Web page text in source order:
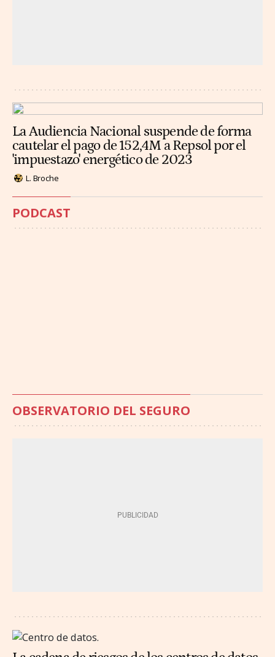
La Audiencia Nacional suspende de forma
cautelar el pago de 152,4M a Repsol por el
'impuestazo' energético de 2023
L. Broche
PODCAST
OBSERVATORIO DEL SEGURO